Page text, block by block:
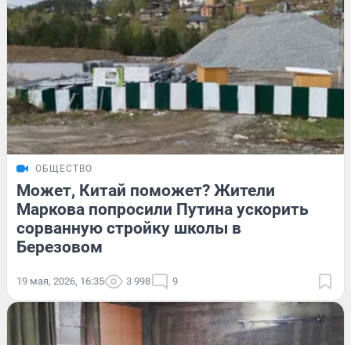
ОБЩЕСТВО
Может, Китай поможет? Жители
Маркова попросили Путина ускорить
сорванную стройку школы в
Березовом
19 мая, 2026, 16:35 3 998 9